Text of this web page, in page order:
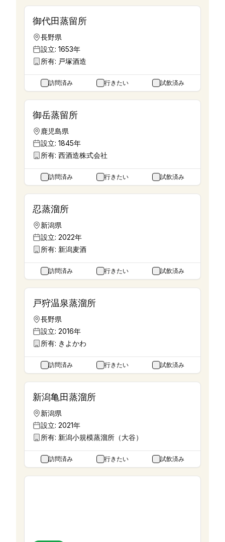
御代田蒸留所
長野県
設立: 1653年
所有: 戸塚酒造
訪問済み 行きたい 試飲済み
御岳蒸留所
鹿児島県
設立: 1845年
所有: 西酒造株式会社
訪問済み 行きたい 試飲済み
忍蒸溜所
新潟県
設立: 2022年
所有: 新潟麦酒
訪問済み 行きたい 試飲済み
戸狩温泉蒸溜所
長野県
設立: 2016年
所有: きよかわ
訪問済み 行きたい 試飲済み
新潟亀田蒸溜所
新潟県
設立: 2021年
所有: 新潟小規模蒸溜所（大谷）
訪問済み 行きたい 試飲済み